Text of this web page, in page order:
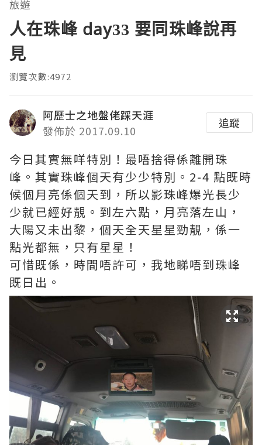
旅遊
人在珠峰 day33 要同珠峰說再
見
瀏覽次數:4972
阿歷士之地盤佬踩天涯
發佈於 2017.09.10
追蹤
今日其實無咩特別！最唔捨得係離開珠
峰。其實珠峰個天有少少特別。2-4 點既時
候個月亮係個天到，所以影珠峰爆光長少
少就已經好靚。到左六點，月亮落左山，
大陽又未出黎，個天全天星星勁靚，係一
點光都無，只有星星！
可惜既係，時間唔許可，我地睇唔到珠峰
既日出。